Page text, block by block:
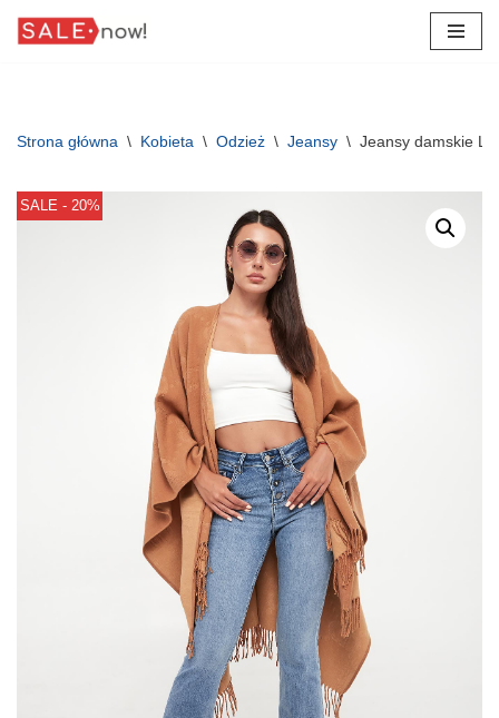
Strona główna \ Kobieta \ Odzież \ Jeansy \ Jeansy damskie
SALE - 20%